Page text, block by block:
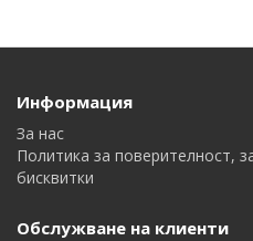
Информация
За нас
Политика за поверителност,
бисквитки
Обслужване на клиенти